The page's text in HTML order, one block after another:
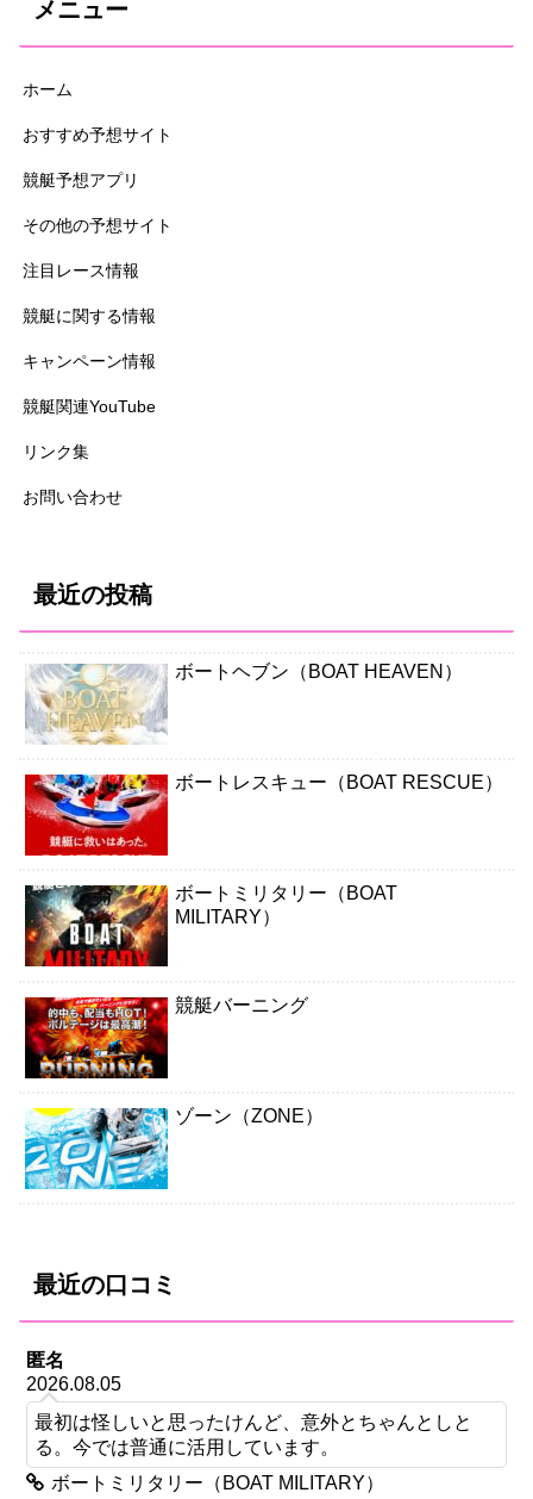
メニュー
ホーム
おすすめ予想サイト
競艇予想アプリ
その他の予想サイト
注目レース情報
競艇に関する情報
キャンペーン情報
競艇関連YouTube
リンク集
お問い合わせ
最近の投稿
ボートヘブン（BOAT HEAVEN）
ボートレスキュー（BOAT RESCUE）
ボートミリタリー（BOAT
MILITARY）
競艇バーニング
ゾーン（ZONE）
最近の口コミ
匿名
2026.08.05
最初は怪しいと思ったけんど、意外とちゃんとしと
る。今では普通に活用しています。
ボートミリタリー（BOAT MILITARY）